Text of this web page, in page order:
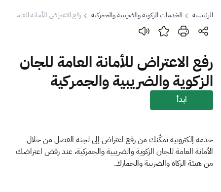
بحث
بحث بحث AI
اقتراحات
الإقرار الضريبي
التصرفات العقارية
الرئيسية الخدمات الزكوية والضريبية والجمركية رفع الاعتراض للأمانة العامة
رفع الاعتراض للأمانة العامة للجان
الزكوية والضريبية والجمركية
ابدأ
خدمة إلكترونية تمكّنك من رفع اعتراض إلى لجنة الفصل من خلال
الأمانة العامة للجان الزكوية والضريبية والجمركية، عند رفض اعتراضك
من هيئة الزكاة والضريبة والجمارك.